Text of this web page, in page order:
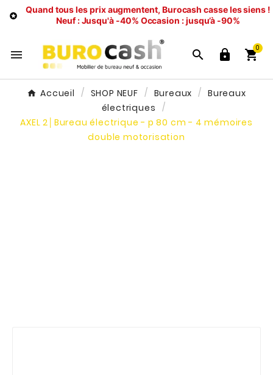

Quand tous les prix augmentent, Burocash casse les siens !
Neuf : Jusqu'à -40% Occasion : jusqu’à -90%
   
0
Accueil SHOP NEUF Bureaux
Bureaux
électriques
AXEL 2│Bureau électrique - p 80 cm - 4 mémoires
double motorisation